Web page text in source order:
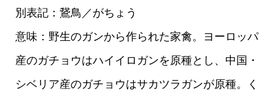
別表記：鵞鳥／がちょう
意味：野生のガンから作られた家禽。ヨーロッパ
産のガチョウはハイイロガンを原種とし、中国・
シベリア産のガチョウはサカツラガンが原種。く